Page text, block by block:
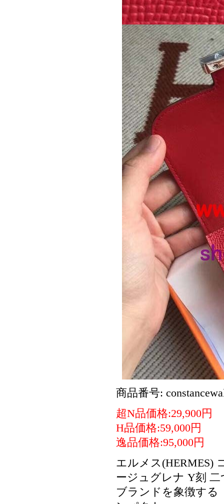
商品番号:
超N品価格:29,900円
H品価格:59,000円
逸品価格:95,000円
エルメス(HERMES)
ージュグレナ Y刻
ブランドを象徴する